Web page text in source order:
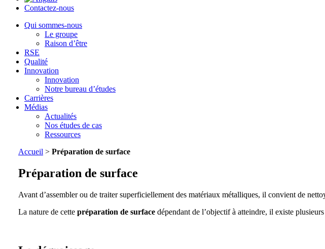
Contactez-nous
Qui sommes-nous
Le groupe
Raison d’être
RSE
Qualité
Innovation
Innovation
Notre bureau d’études
Carrières
Médias
Actualités
Nos études de cas
Ressources
Accueil > Préparation de surface
Préparation de surface
Avant d’assembler ou de traiter superficiellement des matériaux métalliques, il convient de
La nature de cette préparation de surface dépendant de l’objectif à atteindre, il existe